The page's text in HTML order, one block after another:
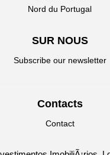
Nord du Portugal
SUR NOUS
Subscribe our newsletter
Contacts
Contact